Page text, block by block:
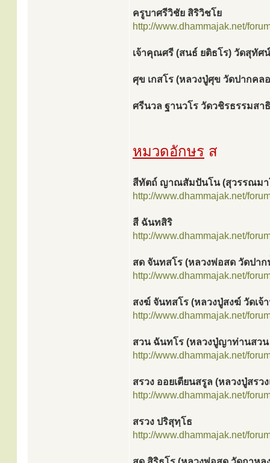
ครูบาศรีวิชัย สิริวิชโย
http://www.dhammajak.net/
เจ้าคุณศรี (สนธ์ ยติธโร) วัดสุทัศน์
ศุข เกสโร (หลวงปู่ศุข วัดปากคล
ศรีนวล ฐานวโร วัดวชิรธรรมส
หมวดอักษร ส
สีทัตถ์ ญาณสัมปันโน (สุวรรณมา
http://www.dhammajak.net/
สี ฉันทสิริ
http://www.dhammajak.net/
สด จันทสโร (หลวงพ่อสด วัดปาก
http://www.dhammajak.net/
สงฆ์ จันทสโร (หลวงปู่สงฆ์ วัดเจ้
http://www.dhammajak.net/
สวน ฉันทโร (หลวงปู่ญาท่านสว
http://www.dhammajak.net/
สรวง ออยเตียนสรูล (หลวงปู่สรว
http://www.dhammajak.net/
สรวง ปริสุทฺโธ
http://www.dhammajak.net/